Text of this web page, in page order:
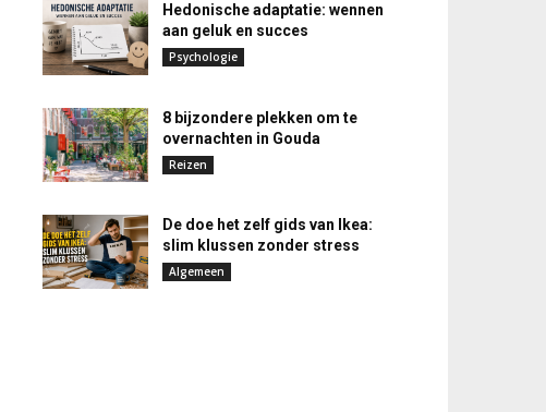
Hedonische adaptatie: wennen
aan geluk en succes
Psychologie
8 bijzondere plekken om te
overnachten in Gouda
Reizen
De doe het zelf gids van Ikea:
slim klussen zonder stress
Algemeen